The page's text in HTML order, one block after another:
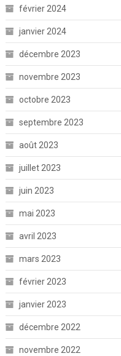
février 2024
janvier 2024
décembre 2023
novembre 2023
octobre 2023
septembre 2023
août 2023
juillet 2023
juin 2023
mai 2023
avril 2023
mars 2023
février 2023
janvier 2023
décembre 2022
novembre 2022